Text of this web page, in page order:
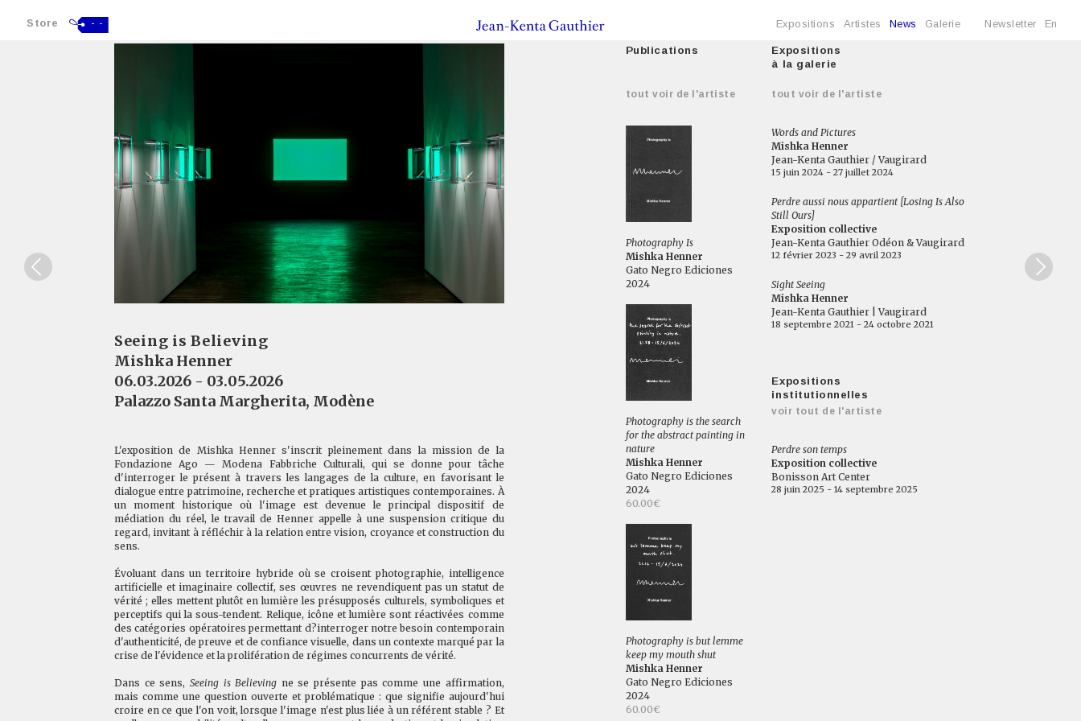
Store - - Expositions Artistes News Galerie Newsletter En
Seeing is Believing
Mishka Henner
06.03.2026 - 03.05.2026
Palazzo Santa Margherita, Modène
L'exposition de Mishka Henner s'inscrit pleinement dans la mission de la
Fondazione Ago — Modena Fabbriche Culturali, qui se donne pour tâche
d'interroger le présent à travers les langages de la culture, en favorisant le
dialogue entre patrimoine, recherche et pratiques artistiques contemporaines. À
un moment historique où l'image est devenue le principal dispositif de
médiation du réel, le travail de Henner appelle à une suspension critique du
regard, invitant à réfléchir à la relation entre vision, croyance et construction du
sens.
Évoluant dans un territoire hybride où se croisent photographie, intelligence
artificielle et imaginaire collectif, ses œuvres ne revendiquent pas un statut de
vérité ; elles mettent plutôt en lumière les présupposés culturels, symboliques et
perceptifs qui la sous-tendent. Relique, icône et lumière sont réactivées comme
des catégories opératoires permettant d?interroger notre besoin contemporain
d'authenticité, de preuve et de confiance visuelle, dans un contexte marqué par la
crise de l'évidence et la prolifération de régimes concurrents de vérité.
Dans ce sens, Seeing is Believing ne se présente pas comme une affirmation,
mais comme une question ouverte et problématique : que signifie aujourd'hui
croire en ce que l'on voit, lorsque l'image n'est plus liée à un référent stable ? Et
Publications
tout voir de l'artiste
Photography Is
Mishka Henner
Gato Negro Ediciones
2024
Photography is the search
for the abstract painting in
nature
Mishka Henner
Gato Negro Ediciones
2024
60.00€
Photography is but lemme
keep my mouth shut
Mishka Henner
Gato Negro Ediciones
2024
60.00€
Expositions
à la galerie
tout voir de l'artiste
Words and Pictures
Mishka Henner
Jean-Kenta Gauthier / Vaugirard
15 juin 2024 - 27 juillet 2024
Perdre aussi nous appartient [Losing Is Also
Still Ours]
Exposition collective
Jean-Kenta Gauthier Odéon & Vaugirard
12 février 2023 - 29 avril 2023
Sight Seeing
Mishka Henner
Jean-Kenta Gauthier | Vaugirard
18 septembre 2021 - 24 octobre 2021
Expositions
institutionnelles
voir tout de l'artiste
Perdre son temps
Exposition collective
Bonisson Art Center
28 juin 2025 - 14 septembre 2025